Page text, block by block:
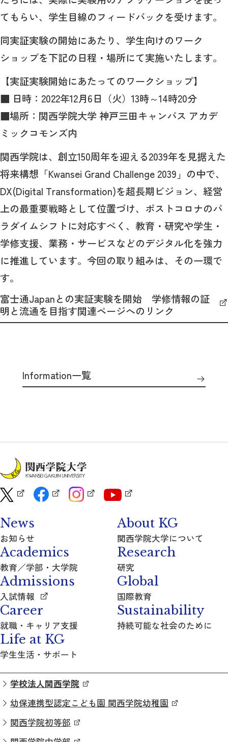
てもらい、学生目線のフィードバックを受けます。
同実証実験の開始にあたり、学生向けのワーク
ショップを下記の日程・場所にて実施いたします。
【実証実験開始にあたってのワークショップ】
■ 日時：2022年12月6日（火）13時～14時20分
■場所：関西学院大学 神戸三田キャンパス アカデ
ミックコモンズ内
関西学院は、創立150周年を迎える2039年を見据えた
将来構想「Kwansei Grand Challenge 2039」の中で、
DX(Digital Transformation)を超長期ビジョン、経営
上の最重要戦略として位置づけ、ポストコロナのパ
ラダイムシフトに対応すべく、教育・研究や学生・
学修支援、業務・サービスなどのデジタル化を強力
に推進しています。今回の取り組みは、その一環で
す。
富士通Japanとの実証実験を開始 学修情報の証
明と流通を目指す関連ページへのリンク
Information一覧
News
お知らせ
About KG
関西学院大学について
Academics
教育／学部・大学院
Research
研究
Admissions
入試情報
Global
国際教育
Career
就職・キャリア支援
Sustainability
持続可能な社会のために
Life at KG
学生生活・サポート
学校法人関西学院
幼保連携型認定こども園 関西学院幼稚園
関西学院初等部